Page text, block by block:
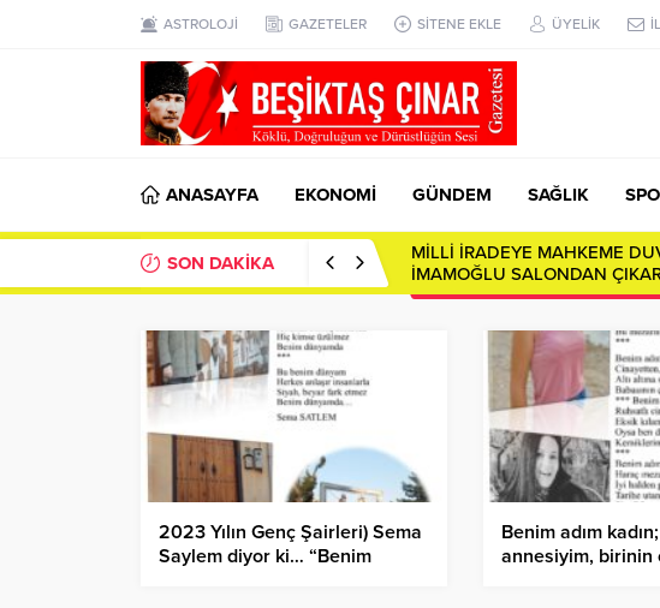
ASTROLOJİ GAZETELER SİTENE EKLE ÜYELİK
ANASAYFA EKONOMİ GÜNDEM SAĞLIK
SON DAKİKA
MİLLİ İRADEYE MAHKEME
İMAMOĞLU SALONDAN
2023 Yılın Genç Şairleri) Sema
Saylem diyor ki… “Benim
Benim adım
annesiyim, birinin